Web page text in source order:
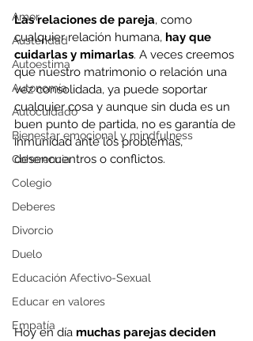
Amor
Austeridad
Autoestima
Autonomía
Autocuidado
Bienestar emocional y mindfulness
Coherencia
Colegio
Deberes
Divorcio
Duelo
Educación Afectivo-Sexual
Educar en valores
Empatía
Las relaciones de pareja, como
cualquier relación humana, hay que
cuidarlas y mimarlas. A veces creemos
que nuestro matrimonio o relación una
vez consolidada, ya puede soportar
cualquier cosa y aunque sin duda es un
buen punto de partida, no es garantía de
inmunidad ante los problemas,
desencuentros o conflictos.
Hoy en día muchas parejas deciden